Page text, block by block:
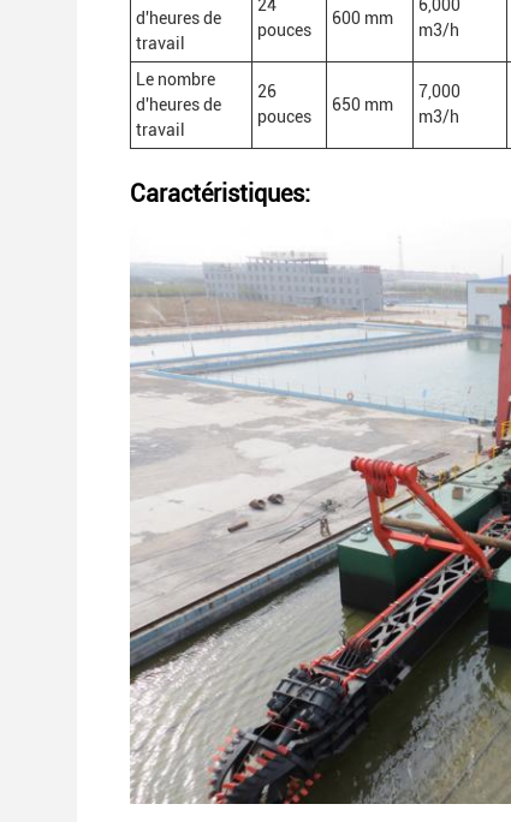
d'heures de
travail
24
pouces
600 mm
6,000
m3/h
Le nombre
d'heures de
travail
26
pouces
650 mm
7,000
m3/h
Caractéristiques: